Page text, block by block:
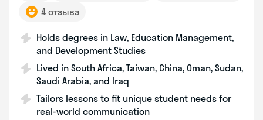
4 отзыва
Holds degrees in Law, Education Management,
and Development Studies
Lived in South Africa, Taiwan, China, Oman, Sudan,
Saudi Arabia, and Iraq
Tailors lessons to fit unique student needs for
real-world communication